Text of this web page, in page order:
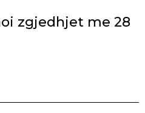
zgjedhjet me 28